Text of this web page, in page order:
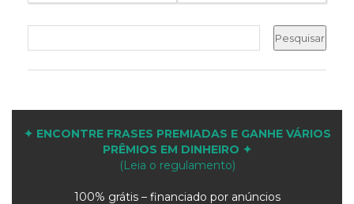
✦ ENCONTRE FRASES PREMIADAS E GANHE VÁRIOS
PRÊMIOS EM DINHEIRO ✦
(Leia o regulamento)
100% grátis – financiado por anúncios